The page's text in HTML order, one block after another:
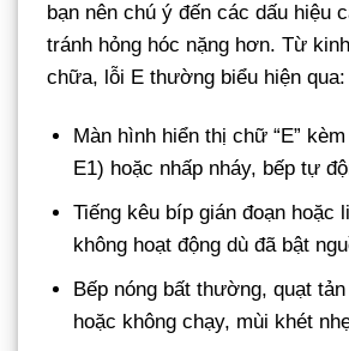
bạn nên chú ý đến các dấu hiệu
tránh hỏng hóc nặng hơn. Từ
chữa, lỗi E thường biểu hiện qua:
Màn hình hiển thị chữ “E”
E1) hoặc nhấp nháy, bếp tự
Tiếng kêu bíp gián đoạn hoặc
không hoạt động dù đã bật
Bếp nóng bất thường, quạt
hoặc không chạy, mùi khét